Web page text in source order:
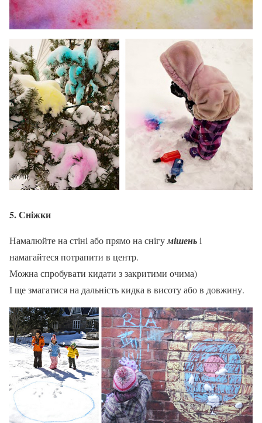
5. Сніжки
Намалюйте на стіні або прямо на снігумішеньі
намагайтеся потрапити в центр.
Можна спробувати кидати з закритими очима)
І ще змагатися на дальність кидка в висоту або в довжину.